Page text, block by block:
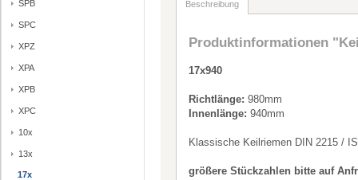
SPB
SPC
XPZ
XPA
XPB
XPC
10x
13x
17x
Beschreibung
Produktinformationen
17x940
Richtlänge: 980mm
Innenlänge: 940mm
Klassische Keilriemen DIN 2215 /
größere Stückzahlen bitte auf